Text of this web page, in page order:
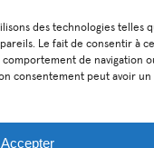
des technologies telles
Le fait de consentir à
de navigation
consentement peut avoir
Accepter